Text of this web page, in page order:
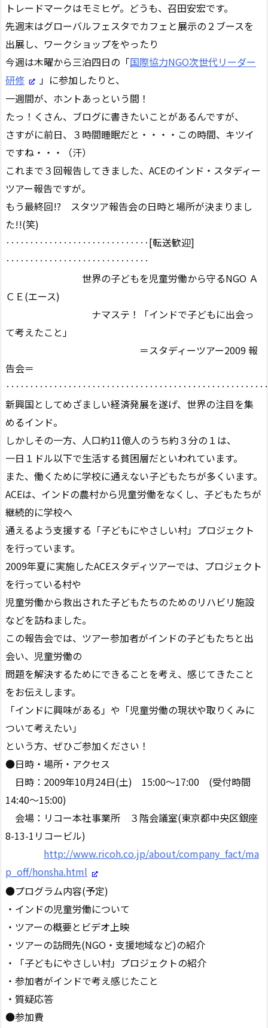
トレードマークはモミヒゲ。どうも、召田安宏です。
先週末はグローバルフェスタでカフェと展示の２ブースを
出展し、ワークショップをやったり
今週は木曜から三泊四日の「国際協力NGO次世代リーダー
研修
」に参加したりと、
一週間が、ホントあっという間！
たっ！くさん、ブログに書きたいことがあるんですが、
さすがに前日、３時間睡眠だと・・・・この時間、キツイ
ですね・・・（汗）
これまで３回報告してきました、ACEのインド・スタディー
ツアー報告ですが。
もう最終回!? スタツア報告会の日時と場所が決まりまし
た!!(笑)
‥‥‥‥‥‥‥‥‥‥‥‥‥‥‥[転送歓迎]
‥‥‥‥‥‥‥‥‥‥‥‥‥‥‥
世界の子どもを児童労働から守るNGO Ａ
ＣＥ(エース)
ナマステ！「インドで子どもに出会っ
て考えたこと」
＝スタディーツアー2009 報
告会＝
新興国としてめざましい経済発展を遂げ、世界の注目を集
めるインド。
しかしその一方、人口約11億人のうち約３分の１は、
一日１ドル以下で生活する貧困層だといわれています。
また、働くために学校に通えない子どもたちが多くいます。
ACEは、インドの農村から児童労働をなくし、子どもたちが
継続的に学校へ
通えるよう支援する「子どもにやさしい村」プロジェクト
を行っています。
2009年夏に実施したACEスタディツアーでは、プロジェクト
を行っている村や
児童労働から救出された子どもたちのためのリハビリ施設
などを訪ねました。
この報告会では、ツアー参加者がインドの子どもたちと出
会い、児童労働の
問題を解決するためにできることを考え、感じてきたこと
をお伝えします。
「インドに興味がある」や「児童労働の現状や取りくみに
ついて考えたい」
という方、ぜひご参加ください！
●日時・場所・アクセス
日時：2009年10月24日(土) 15:00〜17:00 (受付時間
14:40〜15:00)
会場：リコー本社事業所 ３階会議室(東京都中央区銀座
8-13-1リコービル)
http://www.ricoh.co.jp/about/company_fact/ma
p_off/honsha.html
●プログラム内容(予定)
・インドの児童労働について
・ツアーの概要とビデオ上映
・ツアーの訪問先(NGO・支援地域など)の紹介
・「子どもにやさしい村」プロジェクトの紹介
・参加者がインドで考え感じたこと
・質疑応答
●参加費